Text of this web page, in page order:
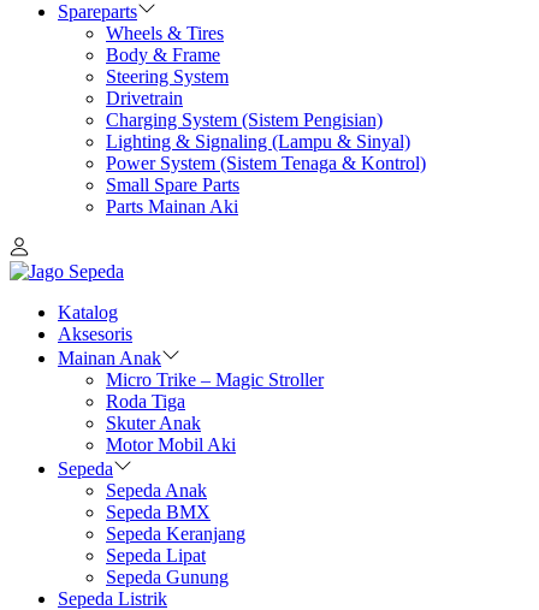
Spareparts
Wheels & Tires
Body & Frame
Steering System
Drivetrain
Charging System (Sistem Pengisian)
Lighting & Signaling (Lampu & Sinyal)
Power System (Sistem Tenaga & Kontrol)
Small Spare Parts
Parts Mainan Aki
Katalog
Aksesoris
Mainan Anak
Micro Trike – Magic Stroller
Roda Tiga
Skuter Anak
Motor Mobil Aki
Sepeda
Sepeda Anak
Sepeda BMX
Sepeda Keranjang
Sepeda Lipat
Sepeda Gunung
Sepeda Listrik